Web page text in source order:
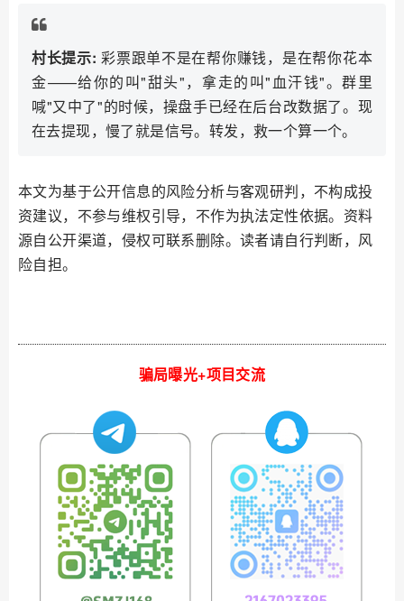
村长提示: 彩票跟单不是在帮你赚钱，是在帮你花本
金——给你的叫"甜头"，拿走的叫"血汗钱"。群里
喊"又中了"的时候，操盘手已经在后台改数据了。现
在去提现，慢了就是信号。转发，救一个算一个。
本文为基于公开信息的风险分析与客观研判，不构成投
资建议，不参与维权引导，不作为执法定性依据。资料
源自公开渠道，侵权可联系删除。读者请自行判断，风
险自担。
骗局曝光+项目交流